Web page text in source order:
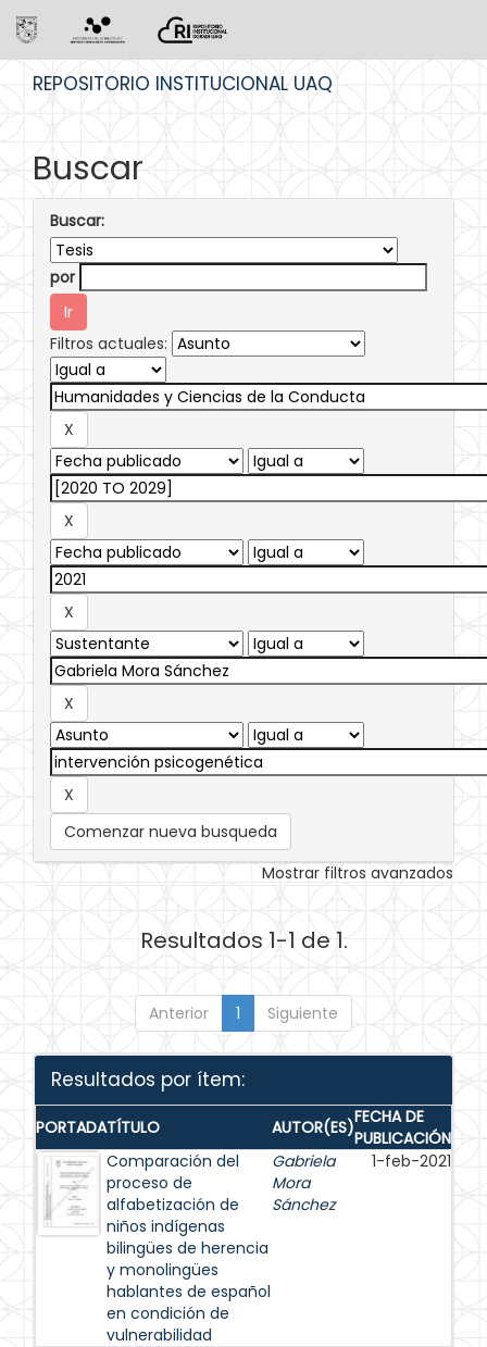
REPOSITORIO INSTITUCIONAL UAQ
Buscar
Buscar:
por
Filtros actuales:
Comenzar nueva busqueda
Mostrar filtros avanzados
Resultados 1-1 de 1.
Anterior 1 Siguiente
Resultados por ítem:
PORTADATÍTULO AUTOR(ES)FECHA DE
PUBLICACIÓN
Comparación del
proceso de
alfabetización de
niños indígenas
bilingües de herencia
y monolingües
hablantes de español
en condición de
vulnerabilidad
Gabriela
Mora
Sánchez
1-feb-2021